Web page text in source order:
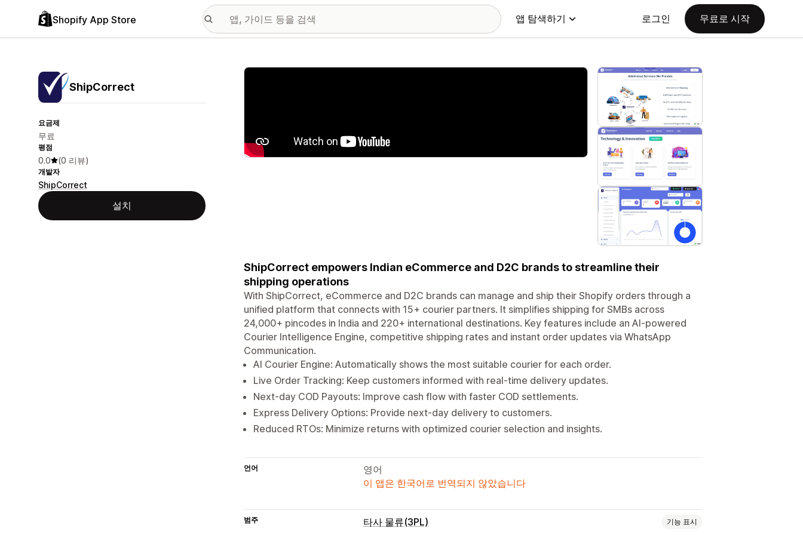
Shopify App Store 앱 탐색하기 로그인 무료로 시작
ShipCorrect
요금제
무료
평점
0.0 (0 리뷰)
개발자
ShipCorrect
설치
추천 이미지 갤러리
ShipCorrect empowers Indian eCommerce and D2C brands to streamline their
shipping operations
With ShipCorrect, eCommerce and D2C brands can manage and ship their Shopify orders through a
unified platform that connects with 15+ courier partners. It simplifies shipping for SMBs across
24,000+ pincodes in India and 220+ international destinations. Key features include an AI-powered
Courier Intelligence Engine, competitive shipping rates and instant order updates via WhatsApp
Communication.
AI Courier Engine: Automatically shows the most suitable courier for each order.
Live Order Tracking: Keep customers informed with real-time delivery updates.
Next-day COD Payouts: Improve cash flow with faster COD settlements.
Express Delivery Options: Provide next-day delivery to customers.
Reduced RTOs: Minimize returns with optimized courier selection and insights.
언어
영어
이 앱은 한국어로 번역되지 않았습니다
범주 타사 물류(3PL) 기능 표시